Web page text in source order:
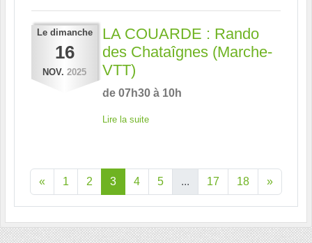
Le dimanche
16
NOV. 2025
LA COUARDE : Rando
des Chataîgnes (Marche-
VTT)
de 07h30 à 10h
Lire la suite
« 1 2 3 4 5 ... 17 18 »